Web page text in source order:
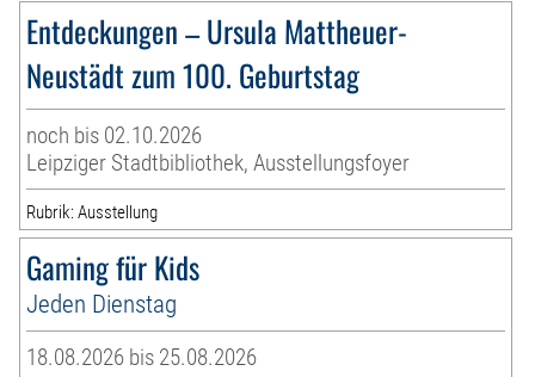
Entdeckungen – Ursula Mattheuer-
Neustädt zum 100. Geburtstag
noch bis 02.10.2026
Leipziger Stadtbibliothek, Ausstellungsfoyer
Rubrik: Ausstellung
Gaming für Kids
Jeden Dienstag
18.08.2026 bis 25.08.2026